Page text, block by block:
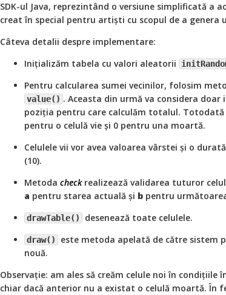
SDK-ul Java, reprezintând o versiune simplificată a
creat în special pentru artiști cu scopul de a genera
Câteva detalii despre implementare:
Inițializăm tabela cu valori aleatorii
Pentru calcularea sumei vecinilor, folosim
value() . Aceasta din urmă va considera
poziția pentru care calculăm totalul. Totodată
pentru o celulă vie și 0 pentru una moartă.
Celulele vii vor avea valoarea vârstei și o
(10).
Metoda checkrealizează validarea tuturor
a pentru starea actuală și b pentru
drawTable() desenează toate celulele.
draw()
este metoda apelată de către sistem
nouă.
Observație: am ales să creăm celule noi în condițiile
chiar dacă anterior nu a existat o celulă moartă. În